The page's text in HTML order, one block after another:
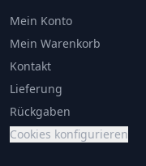
Mein Konto
Mein Warenkorb
Kontakt
Lieferung
Rückgaben
Cookies konfigurieren